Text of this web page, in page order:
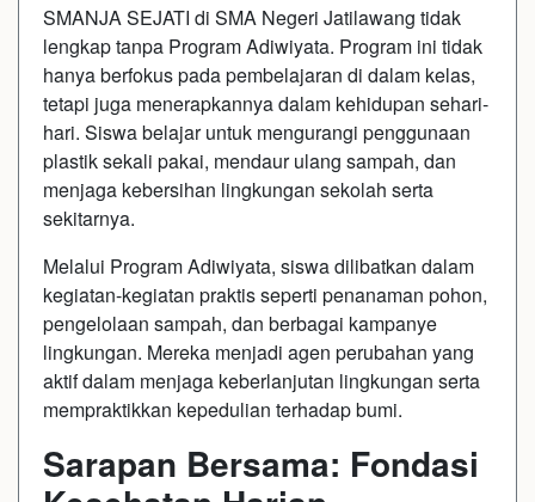
SMANJA SEJATI di SMA Negeri Jatilawang tidak
lengkap tanpa Program Adiwiyata. Program ini tidak
hanya berfokus pada pembelajaran di dalam kelas,
tetapi juga menerapkannya dalam kehidupan sehari-
hari. Siswa belajar untuk mengurangi penggunaan
plastik sekali pakai, mendaur ulang sampah, dan
menjaga kebersihan lingkungan sekolah serta
sekitarnya.
Melalui Program Adiwiyata, siswa dilibatkan dalam
kegiatan-kegiatan praktis seperti penanaman pohon,
pengelolaan sampah, dan berbagai kampanye
lingkungan. Mereka menjadi agen perubahan yang
aktif dalam menjaga keberlanjutan lingkungan serta
mempraktikkan kepedulian terhadap bumi.
Sarapan Bersama: Fondasi